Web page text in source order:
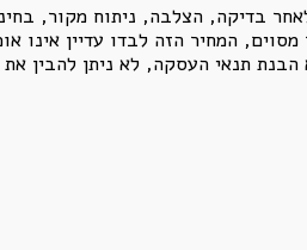
בדיקה, הצלבה, ניתוח מקור,
המחיר הזה לבדו עדיין אינו
תנאי העסקה, לא ניתן להבין